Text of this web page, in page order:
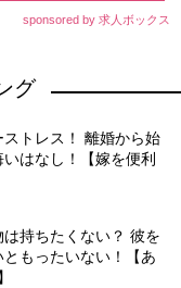
sponsored by 求人ボックス
グ
トレス！ 離婚から始
はなし！【嫁を便利
持ちたくない？ 彼を
もったいない！【あ